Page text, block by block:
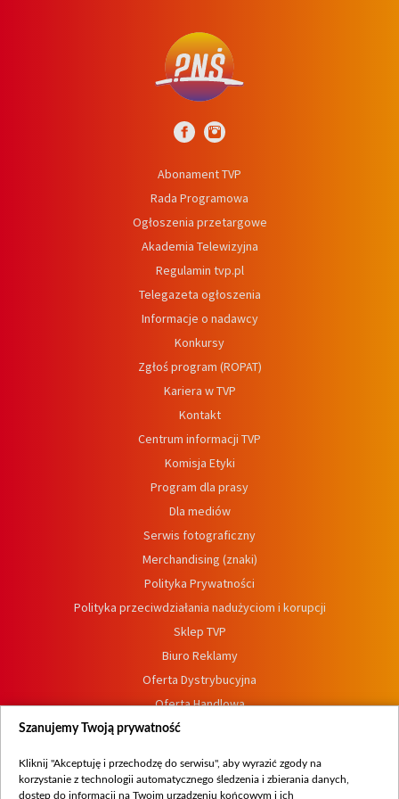
Abonament TVP
Rada Programowa
Ogłoszenia przetargowe
Akademia Telewizyjna
Regulamin tvp.pl
Telegazeta ogłoszenia
Informacje o nadawcy
Konkursy
Zgłoś program (ROPAT)
Kariera w TVP
Kontakt
Centrum informacji TVP
Komisja Etyki
Program dla prasy
Dla mediów
Serwis fotograficzny
Merchandising (znaki)
Polityka Prywatności
Polityka przeciwdziałania nadużyciom i korupcji
Sklep TVP
Biuro Reklamy
Oferta Dystrybucyjna
Oferta Handlowa
Dostępność
Procedura zgłoszeń wewnętrznych
Szanujemy Twoją prywatność
Kliknij "Akceptuję i przechodzę do serwisu", aby wyrazić zgody na
korzystanie z technologii automatycznego śledzenia i zbierania danych,
dostęp do informacji na Twoim urządzeniu końcowym i ich